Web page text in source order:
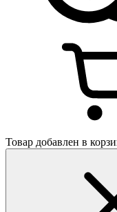
Товар добавлен в